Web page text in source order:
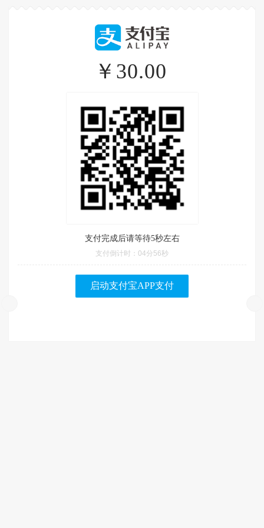
￥30.00
支付完成后请等待5秒左右
支付倒计时： 04分56秒
启动支付宝APP支付